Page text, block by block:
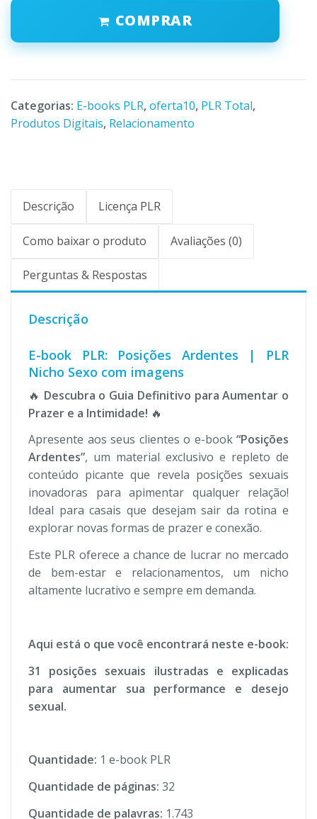
COMPRAR
Categorias: E-books PLR,oferta10, PLR Total,
Produtos Digitais, Relacionamento
Descrição Licença PLR
Como baixar o produto Avaliações (0)
Perguntas & Respostas
Descrição
E-book PLR: Posições Ardentes | PLR
Nicho Sexo com imagens
🔥 Descubra o Guia Definitivo para Aumentar o
Prazer e a Intimidade! 🔥
Apresente aos seus clientes o e-book “Posições
Ardentes”, um material exclusivo e repleto de
conteúdo picante que revela posições sexuais
inovadoras para apimentar qualquer relação!
Ideal para casais que desejam sair da rotina e
explorar novas formas de prazer e conexão.
Este PLR oferece a chance de lucrar no mercado
de bem-estar e relacionamentos, um nicho
altamente lucrativo e sempre em demanda.
Aqui está o que você encontrará neste e-book:
31 posições sexuais ilustradas e explicadas
para aumentar sua performance e desejo
sexual.
Quantidade: 1 e-book PLR
Quantidade de páginas: 32
Quantidade de palavras: 1.743